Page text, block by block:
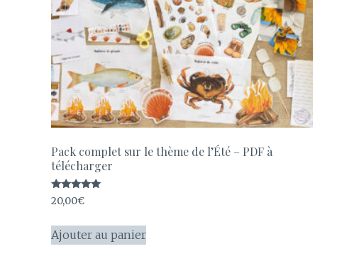
Pack complet sur le thème de l’Été – PDF à
télécharger
Note
5.00
20,00€
Ajouter au panier